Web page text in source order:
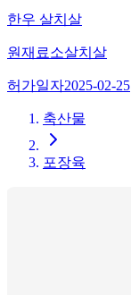
한우 살치살
원재료소살치살
허가일자2025-02-25
축산물
포장육